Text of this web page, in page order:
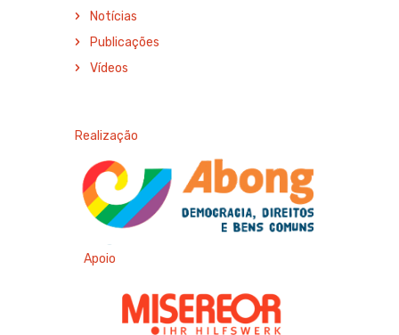
Notícias
Publicações
Vídeos
Realização
Apoio